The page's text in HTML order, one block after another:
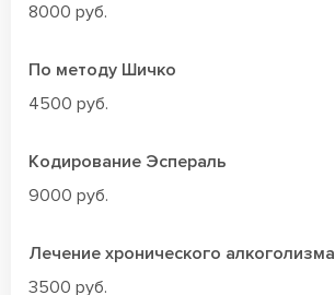
8000 руб.
По методу Шичко
4500 руб.
Кодирование Эспераль
9000 руб.
Лечение хронического алкоголизма
3500 руб.